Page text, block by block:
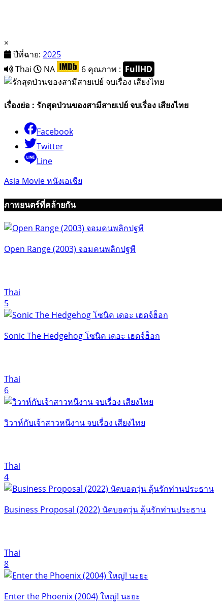
×
ปีที่ฉาย: 2025
Thai
NA 6 คุณภาพ : FullHD
เรื่องย่อ : รักสุดป่วนของสามีสายเปย์ จบเรื่อง เสียงไทย
Facebook
Twitter
Line
Asia Movie หนังเอเชีย
ภาพยนตร์ที่คล้ายกัน
Open Range (2003) จอมคนพลิกปฐพี
Thai
5
Sonic The Hedgehog โซนิค เดอะ เฮดจ์ฮ็อก
Thai
6
วิวาห์กับเจ้าสาวหนีงาน จบเรื่อง เสียงไทย
Thai
4
Business Proposal (2022) นัดบอดวุ่น ลุ้นรักท่านประธาน
Thai
8
Enter the Phoenix (2004) ใหญ่! นะยะ